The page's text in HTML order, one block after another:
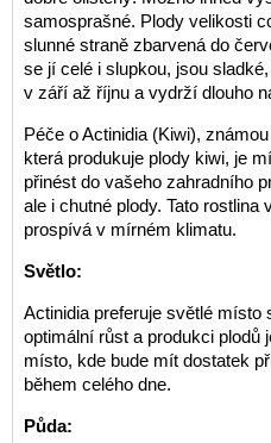
samosprašné. Plody velikosti
slunné straně zbarvená do
se jí celé i slupkou, jsou
v září až říjnu a vydrží dlouho
Péče o Actinidia (Kiwi),
která produkuje plody kiwi, je
přinést do vašeho zahradního
ale i chutné plody. Tato
prospívá v mírném klimatu.
Světlo:
Actinidia preferuje světlé
optimální růst a produkci plodů
místo, kde bude mít dostatek
během celého dne.
Půda: